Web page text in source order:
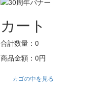
カート
合計数量： 0
商品金額： 0円
カゴの中を見る